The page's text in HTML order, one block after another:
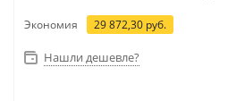
Экономия 29 872,30 руб.
Нашли дешевле?